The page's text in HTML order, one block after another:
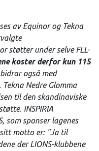
av Equinor og Tekna
støtter under selve FLL-
koster derfor kun 115
også med
Nedre Glomma
til den skandinaviske
INSPIRIA
som sponser lagenes
motto er: "Ja til
der LIONS-klubbene